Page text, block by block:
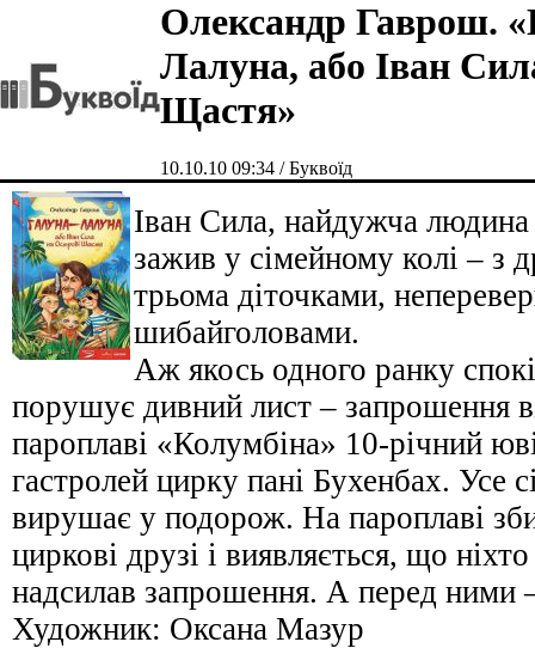
Олександр Гаврош.
Лалуна, або Іван
Щастя»
10.10.10 09:34 / Буквоїд
Іван Сила, найдужча людина
зажив у сімейному колі –
трьома діточками,
шибайголовами.
Аж якось одного ранку
порушує дивний лист – запрошення
пароплаві «Колумбіна» 10-річний
гастролей цирку пані Бухенбах. Усе
вирушає у подорож. На пароплаві
циркові друзі і виявляється, що
надсилав запрошення. А перед ними
Художник: Оксана Мазур